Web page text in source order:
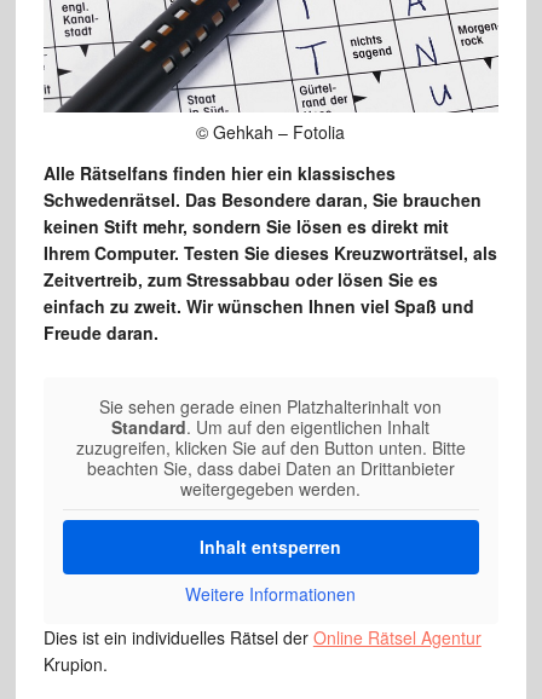
© Gehkah – Fotolia
Alle Rätselfans finden hier ein klassisches
Schwedenrätsel. Das Besondere daran, Sie brauchen
keinen Stift mehr, sondern Sie lösen es direkt mit
Ihrem Computer. Testen Sie dieses Kreuzworträtsel, als
Zeitvertreib, zum Stressabbau oder lösen Sie es
einfach zu zweit. Wir wünschen Ihnen viel Spaß und
Freude daran.
Sie sehen gerade einen Platzhalterinhalt von
Standard. Um auf den eigentlichen Inhalt
zuzugreifen, klicken Sie auf den Button unten. Bitte
beachten Sie, dass dabei Daten an Drittanbieter
weitergegeben werden.
Inhalt entsperren
Weitere Informationen
Dies ist ein individuelles Rätsel der Online Rätsel Agentur
Krupion.